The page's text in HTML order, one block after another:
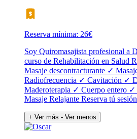
Reserva mínima: 26€
Soy Quiromasajista profesional a
curso de Rehabilitación en Salud
Masaje descontracturante ✓
Radiofrecuencia ✓ Cavitación ✓
Maderoterapia ✓ Cuerpo entero ✓
Masaje Relajante Reserva tú
+ Ver más - Ver menos